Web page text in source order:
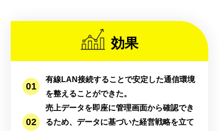
効果
有線LAN接続することで安定した通信環境
を整えることができた。
売上データを即座に管理画面から確認でき
るため、データに基づいた経営戦略を立て